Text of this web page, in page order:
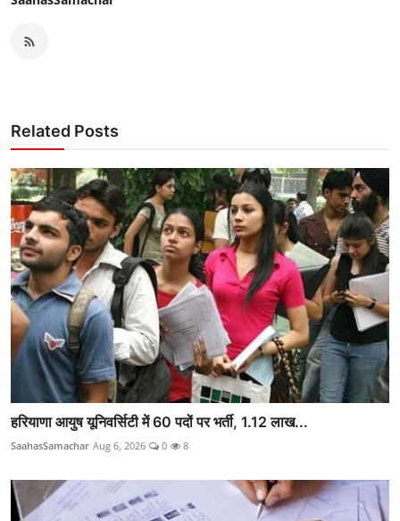
Related Posts
हरियाणा आयुष यूनिवर्सिटी में 60 पदों पर भर्ती, 1.12 लाख...
SaahasSamachar Aug 6, 2026 0 8